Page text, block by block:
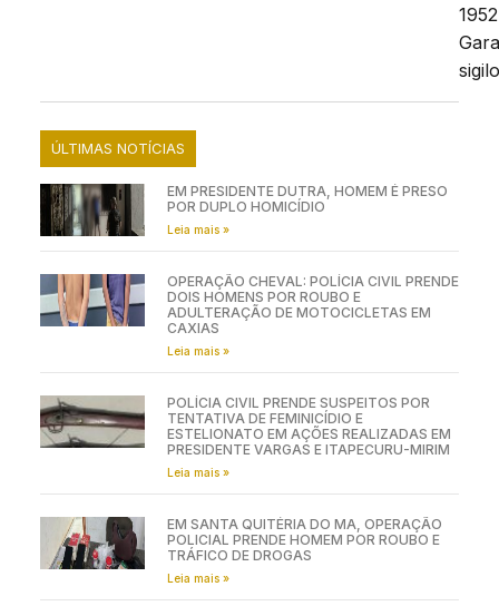
ÚLTIMAS NOTÍCIAS
EM PRESIDENTE DUTRA, HOMEM É PRESO
POR DUPLO HOMICÍDIO
Leia mais »
OPERAÇÃO CHEVAL: POLÍCIA CIVIL PRENDE
DOIS HOMENS POR ROUBO E
ADULTERAÇÃO DE MOTOCICLETAS EM
CAXIAS
Leia mais »
POLÍCIA CIVIL PRENDE SUSPEITOS POR
TENTATIVA DE FEMINICÍDIO E
ESTELIONATO EM AÇÕES REALIZADAS EM
PRESIDENTE VARGAS E ITAPECURU-MIRIM
Leia mais »
EM SANTA QUITÉRIA DO MA, OPERAÇÃO
POLICIAL PRENDE HOMEM POR ROUBO E
TRÁFICO DE DROGAS
Leia mais »